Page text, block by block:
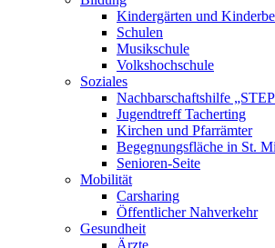
Kindergärten und
Schulen
Musikschule
Volkshochschule
Soziales
Nachbarschaftshilfe
Jugendtreff Tacherting
Kirchen und Pfarrämter
Begegnungsfläche in St.
Senioren-Seite
Mobilität
Carsharing
Öffentlicher Nahverkehr
Gesundheit
Ärzte